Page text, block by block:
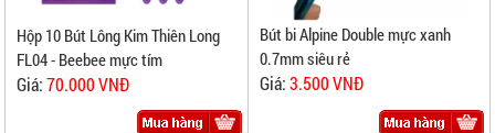
Hộp 10 Bút Lông Kim Thiên Long
FL04 - Beebee mực tím
Giá:70.000 VNĐ
Bút bi Alpine Double mực xanh
0.7mm siêu rẻ
Giá:3.500 VNĐ